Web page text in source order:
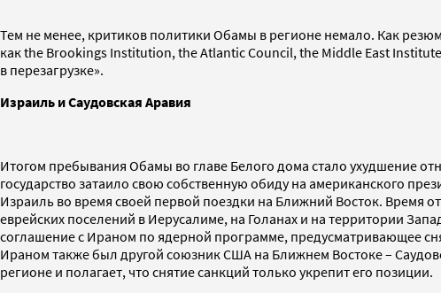
Тем не менее, критиков политики Обамы в регионе немало. Как
как the Brookings Institution, the Atlantic Council, the Middle East
в перезагрузке».
Израиль и Саудовская Аравия
Итогом пребывания Обамы во главе Белого дома стало ухудшение
государство затаило свою собственную обиду на американского
Израиль во время своей первой поездки на Ближний Восток. Время
еврейских поселений в Иерусалиме, на Голанах и на территории
соглашение с Ираном по ядерной программе, предусматривающее
Ираном также был другой союзник США на Ближнем Востоке –
регионе и полагает, что снятие санкций только укрепит его позиции.